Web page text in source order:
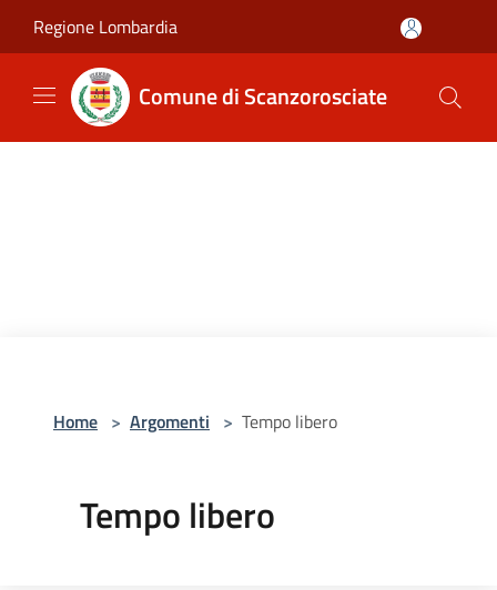
Regione Lombardia
Comune di Scanzorosciate
Home > Argomenti > Tempo libero
Tempo libero